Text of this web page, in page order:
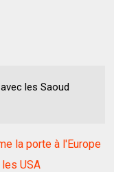
les Saoud
la porte à l'Europe
USA